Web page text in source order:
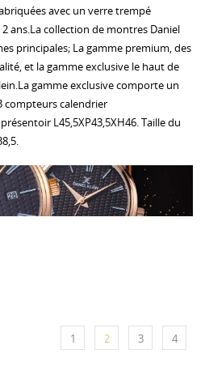
avec un verre trempé
ans.La collection de montres Daniel
principales; La gamme premium, des
et la gamme exclusive le haut de
gamme exclusive comporte un
compteurs calendrier
L45,5XP43,5XH46. Taille du
1 2 3 4